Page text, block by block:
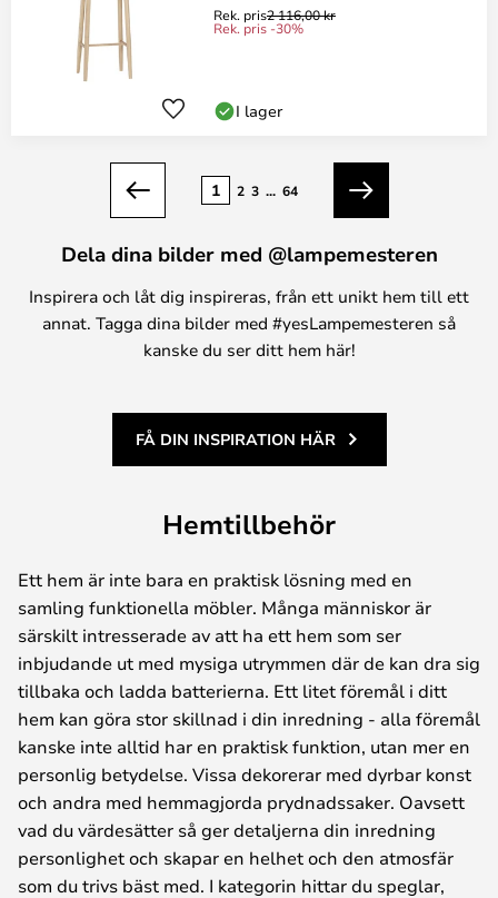
Rek. pris2 116,00 kr
Rek. pris -30%
I lager
Föregående
1 2 3 ... 64
Nästa
Dela dina bilder med @lampemesteren
Inspirera och låt dig inspireras, från ett unikt hem till ett
annat. Tagga dina bilder med #yesLampemesteren så
kanske du ser ditt hem här!
FÅ DIN INSPIRATION HÄR
Hemtillbehör
Ett hem är inte bara en praktisk lösning med en
samling funktionella möbler. Många människor är
särskilt intresserade av att ha ett hem som ser
inbjudande ut med mysiga utrymmen där de kan dra sig
tillbaka och ladda batterierna. Ett litet föremål i ditt
hem kan göra stor skillnad i din inredning - alla föremål
kanske inte alltid har en praktisk funktion, utan mer en
personlig betydelse. Vissa dekorerar med dyrbar konst
och andra med hemmagjorda prydnadssaker. Oavsett
vad du värdesätter så ger detaljerna din inredning
personlighet och skapar en helhet och den atmosfär
som du trivs bäst med. I kategorin hittar du speglar,